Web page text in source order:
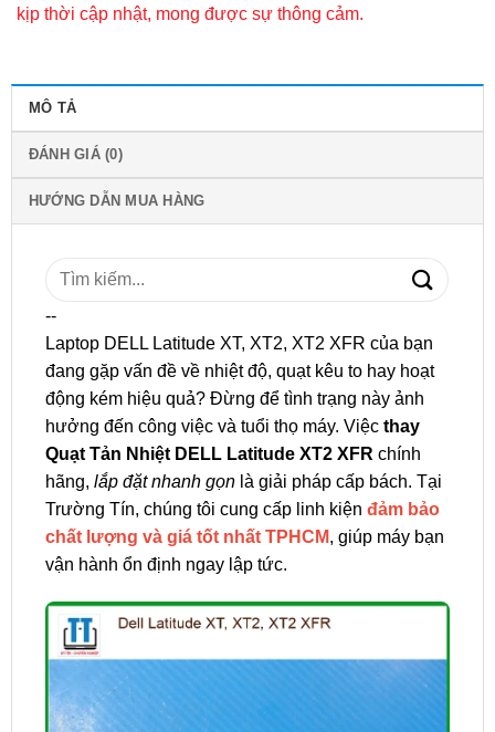
kịp thời cập nhật, mong được sự thông cảm.
MÔ TẢ
ĐÁNH GIÁ (0)
HƯỚNG DẪN MUA HÀNG
Tìm
--
Laptop DELL Latitude XT, XT2, XT2 XFR của bạn
đang gặp vấn đề về nhiệt độ, quạt kêu to hay hoạt
động kém hiệu quả? Đừng để tình trạng này ảnh
hưởng đến công việc và tuổi thọ máy. Việc thay
Quạt Tản Nhiệt DELL Latitude XT2 XFR chính
hãng, lắp đặt nhanh gọnlà giải pháp cấp bách. Tại
Trường Tín, chúng tôi cung cấp linh kiện đảm bảo
chất lượng và giá tốt nhất TPHCM, giúp máy bạn
vận hành ổn định ngay lập tức.